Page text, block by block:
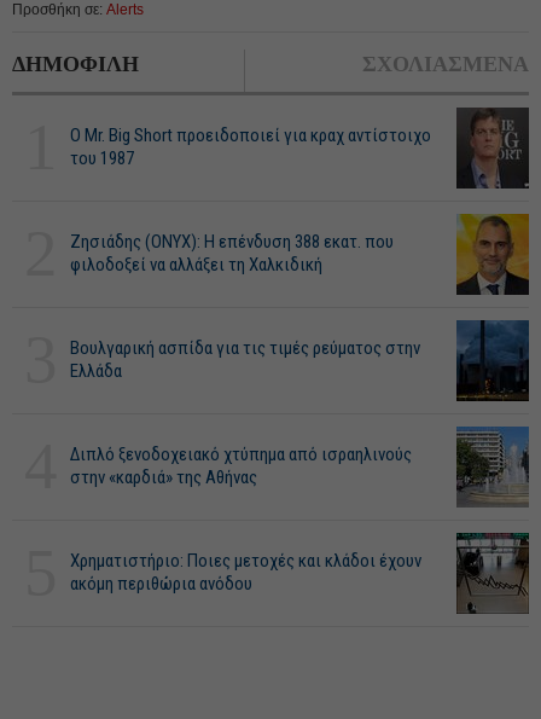
Προσθήκη σε: Alerts
ΔΗΜΟΦΙΛΗ ΣΧΟΛΙΑΣΜΕΝΑ
O Mr. Big Short προειδοποιεί για κραχ αντίστοιχο
του 1987
Ζησιάδης (ONYX): Η επένδυση 388 εκατ. που
φιλοδοξεί να αλλάξει τη Χαλκιδική
Βουλγαρική ασπίδα για τις τιμές ρεύματος στην
Ελλάδα
Διπλό ξενοδοχειακό χτύπημα από ισραηλινούς
στην «καρδιά» της Αθήνας
Χρηματιστήριο: Ποιες μετοχές και κλάδοι έχουν
ακόμη περιθώρια ανόδου